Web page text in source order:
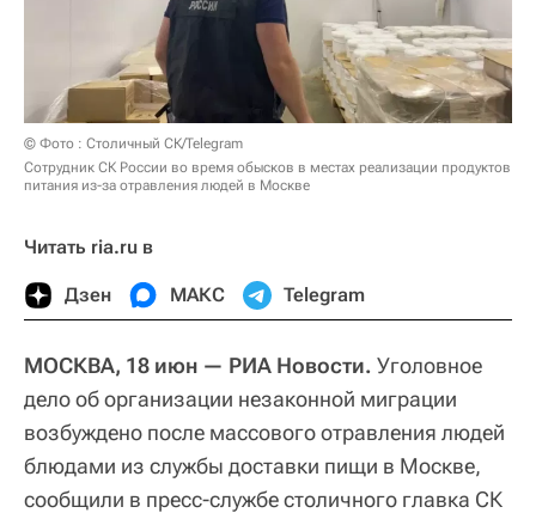
© Фото : Столичный СК/Telegram
Сотрудник СК России во время обысков в местах реализации продуктов
питания из-за отравления людей в Москве
Читать ria.ru в
Дзен МАКС Telegram
МОСКВА, 18 июн — РИА Новости. Уголовное
дело об организации незаконной миграции
возбуждено после массового отравления людей
блюдами из службы доставки пищи в Москве,
сообщили в пресс-службе столичного главка СК